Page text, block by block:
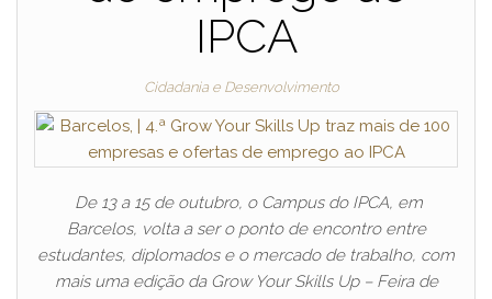
IPCA
Cidadania e Desenvolvimento
De 13 a 15 de outubro, o Campus do IPCA, em
Barcelos, volta a ser o ponto de encontro entre
estudantes, diplomados e o mercado de trabalho, com
mais uma edição da Grow Your Skills Up – Feira de